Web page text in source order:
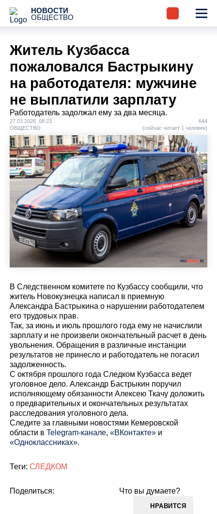
НОВОСТИ
ОБЩЕСТВО
Житель Кузбасса
пожаловался Бастрыкину
на работодателя: мужчине
не выплатили зарплату
Работодатель задолжал ему за два месяца.
27.03.2026 08:23
ОБЩЕСТВО
644
(сейчас читает 1 человек)
В Следственном комитете по Кузбассу сообщили, что
житель Новокузнецка написал в приемную
Александра Бастрыкина о нарушении работодателем
его трудовых прав.
Так, за июнь и июль прошлого года ему не начислили
зарплату и не произвели окончательный расчет в день
увольнения. Обращения в различные инстанции
результатов не принесло и работодатель не погасил
задолженность.
С октября прошлого года Следком Кузбасса ведет
уголовное дело. Александр Бастрыкин поручил
исполняющему обязанности Алексею Ткачу доложить
о предварительных и окончательных результатах
расследования уголовного дела.
Cледите за главными новостями Кемеровской
области в Telegram-канале, «ВКонтакте» и
«Одноклассниках».
Теги: СЛЕДКОМ
Что вы думаете?
НРАВИТСЯ
Поделиться: